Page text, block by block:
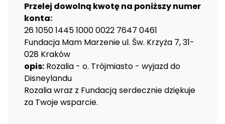
Przelej dowolną kwotę na poniższy numer
konta:
26 1050 1445 1000 0022 7647 0461
Fundacja Mam Marzenie ul. Św. Krzyża 7, 31-
028 Kraków
opis: Rozalia - o. Trójmiasto - wyjazd do
Disneylandu
Rozalia wraz z Fundacją serdecznie dziękuje
za Twoje wsparcie.